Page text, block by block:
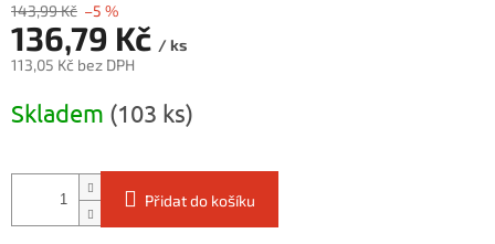
143,99 Kč –5 %
136,79 Kč / ks
113,05 Kč bez DPH
cena:
Skladem (103 ks)
Přidat do košíku